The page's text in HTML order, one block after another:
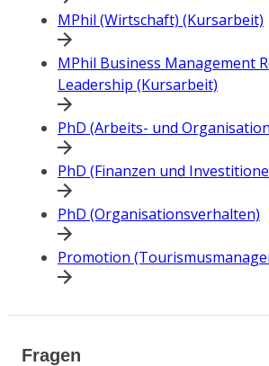
MPhil (Wirtschaft) (Kursarbeit)
MPhil Business Management
Leadership (Kursarbeit)
PhD (Arbeits- und
PhD (Finanzen und
PhD (Organisationsverhalten)
Promotion
Fragen